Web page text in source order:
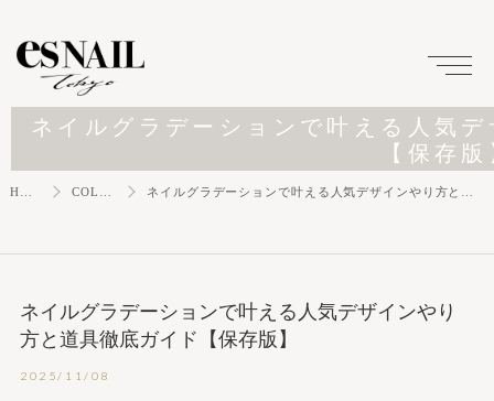
ネイルグラデーションで叶える人気
【保存
ネイルグラデーションで叶える人気デザインやり
方と道具徹底ガイド【保存版】
2025/11/08